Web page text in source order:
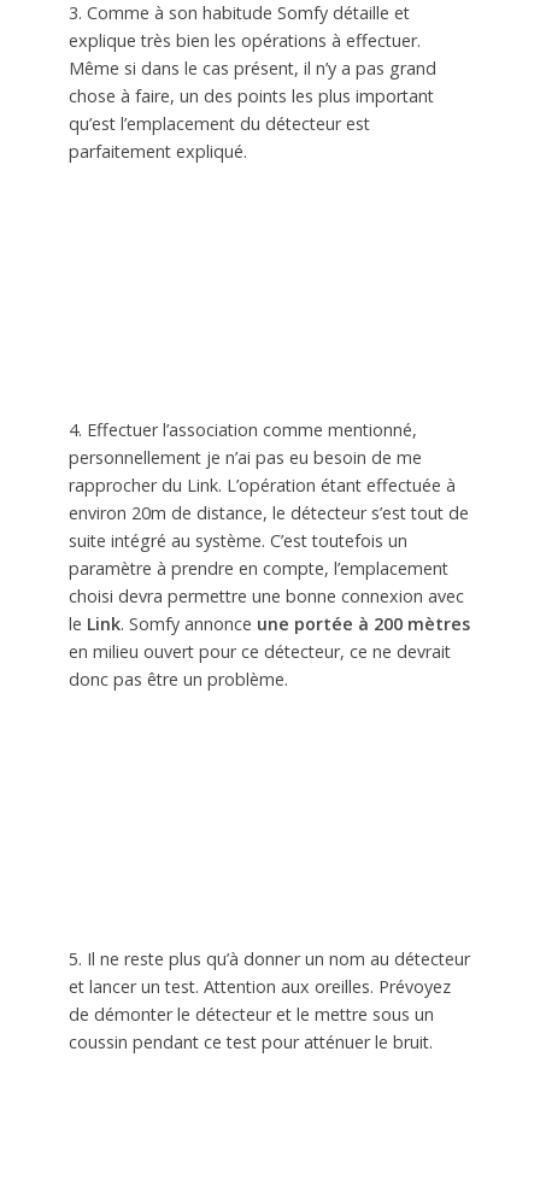
3. Comme à son habitude Somfy détaille et
explique très bien les opérations à effectuer.
Même si dans le cas présent, il n’y a pas grand
chose à faire, un des points les plus important
qu’est l’emplacement du détecteur est
parfaitement expliqué.
4. Effectuer l’association comme mentionné,
personnellement je n’ai pas eu besoin de me
rapprocher du Link. L’opération étant effectuée à
environ 20m de distance, le détecteur s’est tout de
suite intégré au système. C’est toutefois un
paramètre à prendre en compte, l’emplacement
choisi devra permettre une bonne connexion avec
le Link. Somfy annonce une portée à 200 mètres
en milieu ouvert pour ce détecteur, ce ne devrait
donc pas être un problème.
5. Il ne reste plus qu’à donner un nom au détecteur
et lancer un test. Attention aux oreilles. Prévoyez
de démonter le détecteur et le mettre sous un
coussin pendant ce test pour atténuer le bruit.